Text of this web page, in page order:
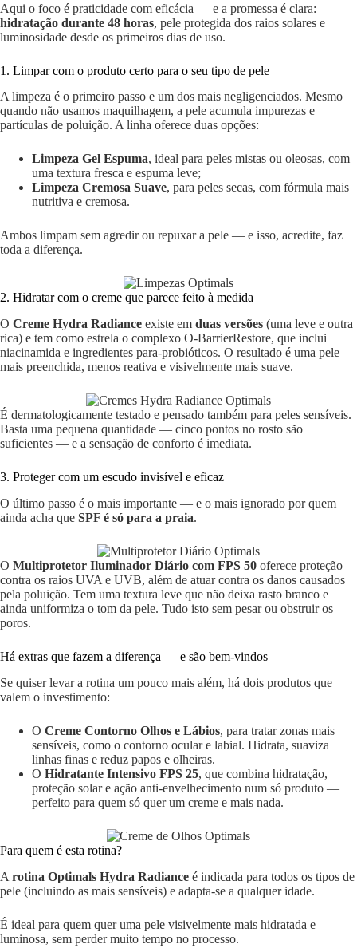
Aqui o foco é praticidade com eficácia — e a promessa é clara:
hidratação durante 48 horas, pele protegida dos raios solares e
luminosidade desde os primeiros dias de uso.
1. Limpar com o produto certo para o seu tipo de pele
A limpeza é o primeiro passo e um dos mais negligenciados. Mesmo
quando não usamos maquilhagem, a pele acumula impurezas e
partículas de poluição. A linha oferece duas opções:
Limpeza Gel Espuma, ideal para peles mistas ou oleosas, com
uma textura fresca e espuma leve;
Limpeza Cremosa Suave, para peles secas, com fórmula mais
nutritiva e cremosa.
Ambos limpam sem agredir ou repuxar a pele — e isso, acredite, faz
toda a diferença.
2. Hidratar com o creme que parece feito à medida
O Creme Hydra Radiance existe em duas versões (uma leve e outra
rica) e tem como estrela o complexo O-BarrierRestore, que inclui
niacinamida e ingredientes para-probióticos. O resultado é uma pele
mais preenchida, menos reativa e visivelmente mais suave.
É dermatologicamente testado e pensado também para peles sensíveis.
Basta uma pequena quantidade — cinco pontos no rosto são
suficientes — e a sensação de conforto é imediata.
3. Proteger com um escudo invisível e eficaz
O último passo é o mais importante — e o mais ignorado por quem
ainda acha que SPF é só para a praia.
O Multiprotetor Iluminador Diário com FPS 50 oferece proteção
contra os raios UVA e UVB, além de atuar contra os danos causados
pela poluição. Tem uma textura leve que não deixa rasto branco e
ainda uniformiza o tom da pele. Tudo isto sem pesar ou obstruir os
poros.
Há extras que fazem a diferença — e são bem-vindos
Se quiser levar a rotina um pouco mais além, há dois produtos que
valem o investimento:
O Creme Contorno Olhos e Lábios, para tratar zonas mais
sensíveis, como o contorno ocular e labial. Hidrata, suaviza
linhas finas e reduz papos e olheiras.
O Hidratante Intensivo FPS 25, que combina hidratação,
proteção solar e ação anti-envelhecimento num só produto —
perfeito para quem só quer um creme e mais nada.
Para quem é esta rotina?
A rotina Optimals Hydra Radiance é indicada para todos os tipos de
pele (incluindo as mais sensíveis) e adapta-se a qualquer idade.
É ideal para quem quer uma pele visivelmente mais hidratada e
luminosa, sem perder muito tempo no processo.